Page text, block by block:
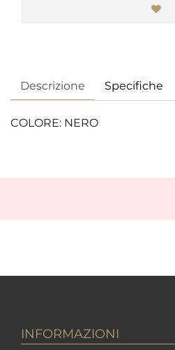
Descrizione Specifiche
COLORE: NERO
INFORMAZIONI